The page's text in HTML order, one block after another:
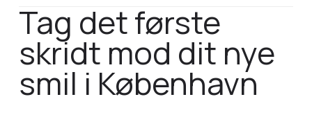
Tag det første
skridt mod dit nye
smil i København